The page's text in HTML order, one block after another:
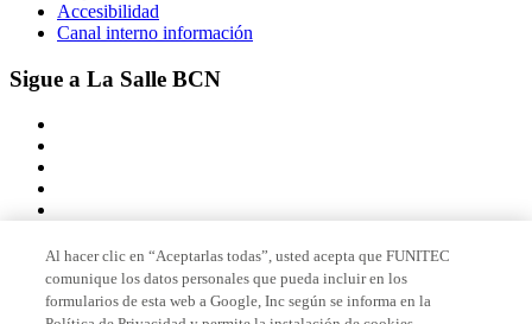
Accesibilidad
Canal interno información
Sigue a La Salle BCN
Miembro de
Al hacer clic en “Aceptarlas todas”, usted acepta que FUNITEC
comunique los datos personales que pueda incluir en los
formularios de esta web a Google, Inc según se informa en la